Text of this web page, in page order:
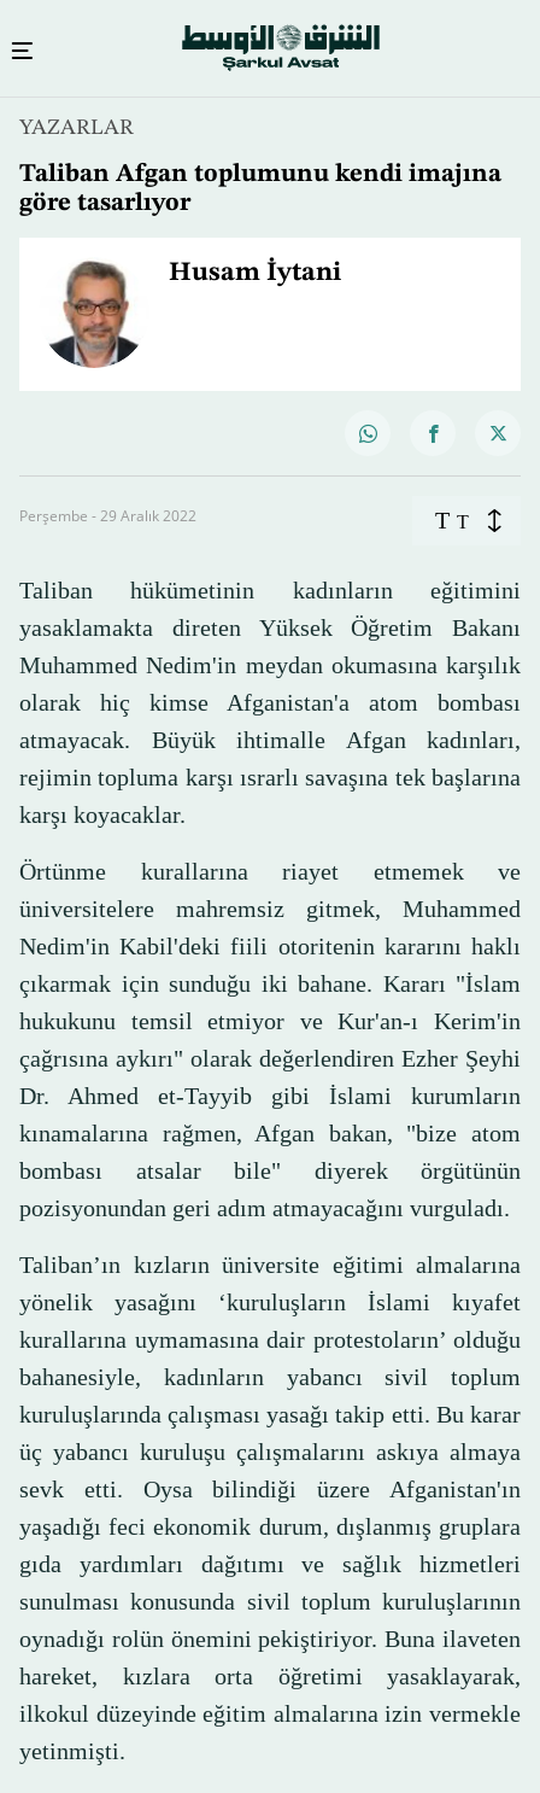
YAZARLAR
Taliban Afgan toplumunu kendi imajına
göre tasarlıyor
Husam İytani
Perşembe - 29 Aralık 2022 T T
Taliban hükümetinin kadınların eğitimini
yasaklamakta direten Yüksek Öğretim Bakanı
Muhammed Nedim'in meydan okumasına karşılık
olarak hiç kimse Afganistan'a atom bombası
atmayacak. Büyük ihtimalle Afgan kadınları,
rejimin topluma karşı ısrarlı savaşına tek başlarına
karşı koyacaklar.
Örtünme kurallarına riayet etmemek ve
üniversitelere mahremsiz gitmek, Muhammed
Nedim'in Kabil'deki fiili otoritenin kararını haklı
çıkarmak için sunduğu iki bahane. Kararı "İslam
hukukunu temsil etmiyor ve Kur'an-ı Kerim'in
çağrısına aykırı" olarak değerlendiren Ezher Şeyhi
Dr. Ahmed et-Tayyib gibi İslami kurumların
kınamalarına rağmen, Afgan bakan, "bize atom
bombası atsalar bile" diyerek örgütünün
pozisyonundan geri adım atmayacağını vurguladı.
Taliban’ın kızların üniversite eğitimi almalarına
yönelik yasağını ‘kuruluşların İslami kıyafet
kurallarına uymamasına dair protestoların’ olduğu
bahanesiyle, kadınların yabancı sivil toplum
kuruluşlarında çalışması yasağı takip etti. Bu karar
üç yabancı kuruluşu çalışmalarını askıya almaya
sevk etti. Oysa bilindiği üzere Afganistan'ın
yaşadığı feci ekonomik durum, dışlanmış gruplara
gıda yardımları dağıtımı ve sağlık hizmetleri
sunulması konusunda sivil toplum kuruluşlarının
oynadığı rolün önemini pekiştiriyor. Buna ilaveten
hareket, kızlara orta öğretimi yasaklayarak,
ilkokul düzeyinde eğitim almalarına izin vermekle
yetinmişti.